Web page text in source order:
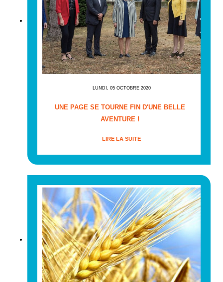
LUNDI, 05 OCTOBRE 2020
UNE PAGE SE TOURNE FIN D'UNE BELLE
AVENTURE !
LIRE LA SUITE